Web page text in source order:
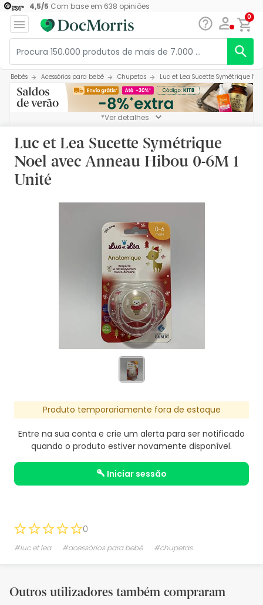
4,5/5 Com base em 638 opiniões
0
Bebés Acessórios para bebé Chupetas Luc et Lea Sucette Symétrique
*Ver detalhes
Luc et Lea Sucette Symétrique
Noel avec Anneau Hibou 0-6M 1
Unité
Produto temporariamente fora de estoque
Entre na sua conta e crie um alerta para ser notificado
quando o produto estiver novamente disponível.
iniciar sessão
0
#luc et lea #acessórios para bebé #chupetas
Outros utilizadores também compraram